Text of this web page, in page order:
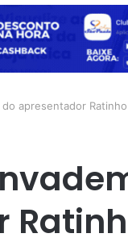
apresentador